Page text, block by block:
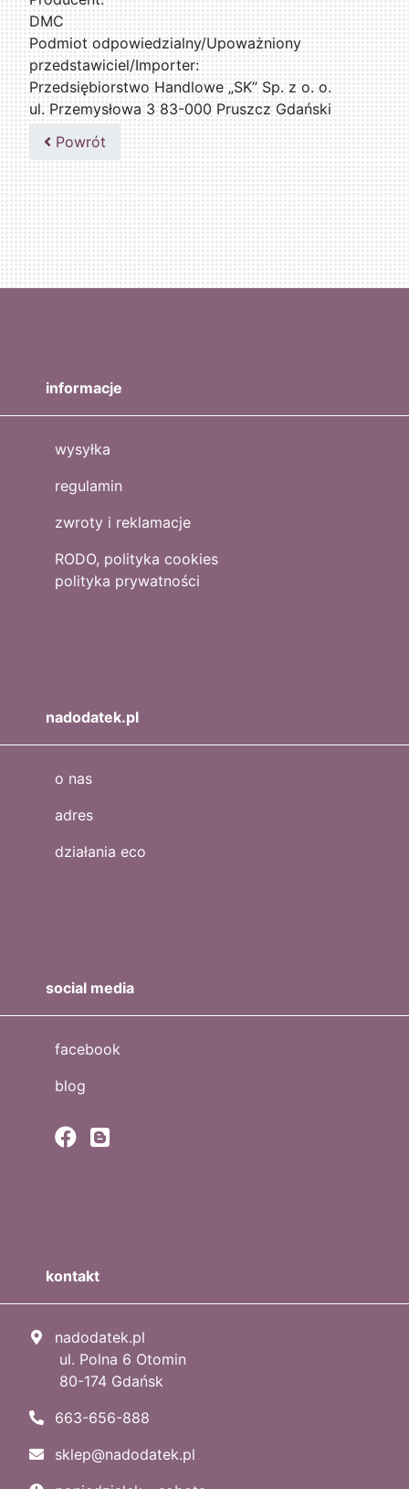
DMC
Podmiot odpowiedzialny/Upoważniony
przedstawiciel/Importer:
Przedsiębiorstwo Handlowe „SK” Sp. z o. o.
ul. Przemysłowa 3 83-000 Pruszcz Gdański
509076255
Powrót
informacje
wysyłka
regulamin
zwroty i reklamacje
RODO, polityka cookies
polityka prywatności
nadodatek.pl
o nas
adres
działania eco
social media
facebook
blog
kontakt
nadodatek.pl
ul. Polna 6 Otomin
80-174 Gdańsk
663-656-888
sklep@nadodatek.pl